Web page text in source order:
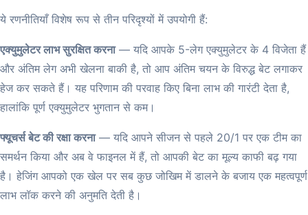
ये रणनीतियाँ विशेष रूप से तीन परिदृश्यों में उपयोगी हैं:
एक्युमुलेटर लाभ सुरक्षित करना— यदि आपके 5-लेग एक्युमुलेटर के 4 विजेता हैं
और अंतिम लेग अभी खेलना बाकी है, तो आप अंतिम चयन के विरुद्ध बेट लगाकर
हेज कर सकते हैं। यह परिणाम की परवाह किए बिना लाभ की गारंटी देता है,
हालांकि पूर्ण एक्युमुलेटर भुगतान से कम।
फ्यूचर्स बेट की रक्षा करना— यदि आपने सीजन से पहले 20/1 पर एक टीम का
समर्थन किया और अब वे फाइनल में हैं, तो आपकी बेट का मूल्य काफी बढ़ गया
है। हेजिंग आपको एक खेल पर सब कुछ जोखिम में डालने के बजाय एक महत्वपूर्ण
लाभ लॉक करने की अनुमति देती है।